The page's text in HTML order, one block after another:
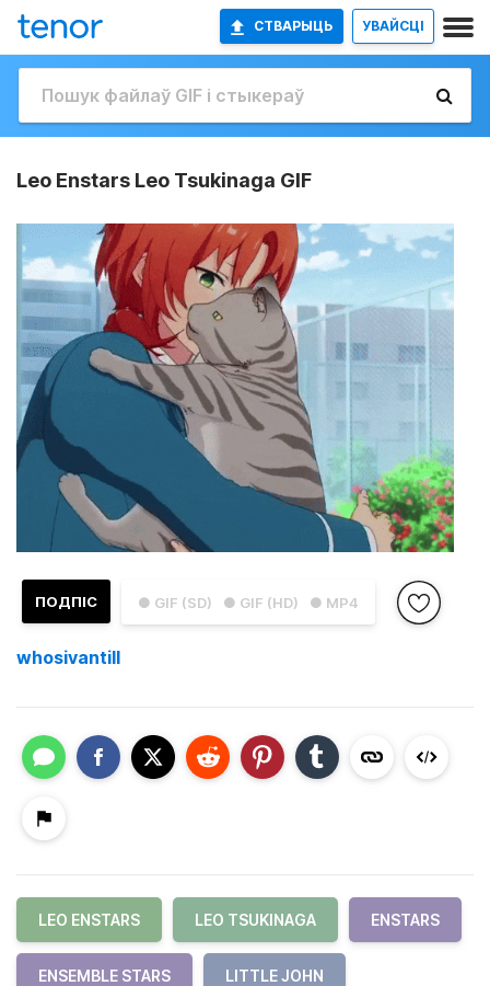
СТВАРЫЦЬ УВАЙСЦІ
Leo Enstars Leo Tsukinaga GIF
● GIF (SD) ● GIF (HD) ● MP4
ПОДПІС
whosivantill
LEO ENSTARS LEO TSUKINAGA ENSTARS
ENSEMBLE STARS LITTLE JOHN